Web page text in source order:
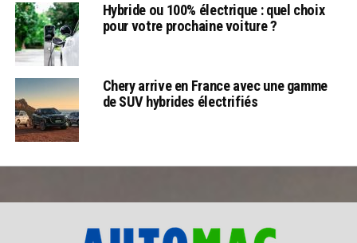
Hybride ou 100% électrique : quel choix
pour votre prochaine voiture ?
Chery arrive en France avec une gamme
de SUV hybrides électrifiés